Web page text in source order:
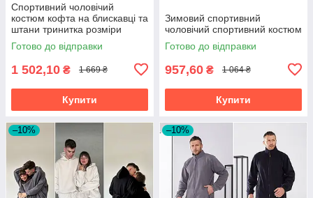
Спортивний чоловічий
костюм кофта на блискавці та
штани тринитка розміри
батал на великий зірсист
Готово до відправки
1 502,10 ₴ 1 669 ₴
Купити
Зимовий спортивний
чоловічий спортивний костюм
Готово до відправки
957,60 ₴ 1 064 ₴
Купити
–10% –10%